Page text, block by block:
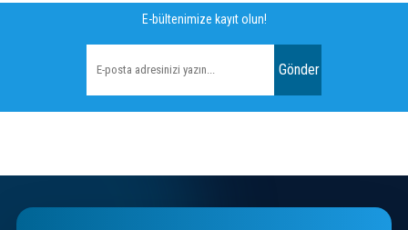
E-bültenimize kayıt olun!
Gönder